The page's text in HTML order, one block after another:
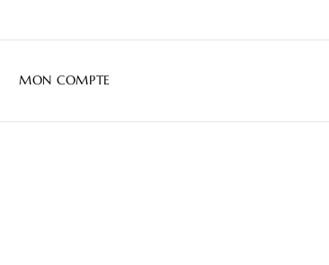
MON COMPTE